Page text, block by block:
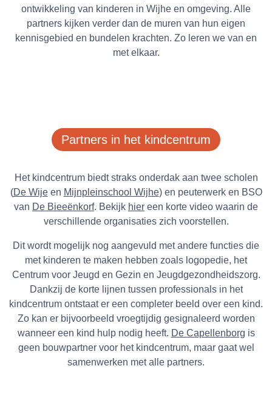
ontwikkeling van kinderen in Wijhe en omgeving. Alle
partners kijken verder dan de muren van hun eigen
kennisgebied en bundelen krachten. Zo leren we van en
met elkaar.
Partners in het kindcentrum
Het kindcentrum biedt straks onderdak aan twee scholen
(De Wijeen Mijnpleinschool Wijhe) en peuterwerk en BSO
van De Bieeënkorf. Bekijk hier een korte video waarin de
verschillende organisaties zich voorstellen.
Dit wordt mogelijk nog aangevuld met andere functies die
met kinderen te maken hebben zoals logopedie, het
Centrum voor Jeugd en Gezin en Jeugdgezondheidszorg.
Dankzij de korte lijnen tussen professionals in het
kindcentrum ontstaat er een completer beeld over een kind.
Zo kan er bijvoorbeeld vroegtijdig gesignaleerd worden
wanneer een kind hulp nodig heeft. De Capellenborg is
geen bouwpartner voor het kindcentrum, maar gaat wel
samenwerken met alle partners.